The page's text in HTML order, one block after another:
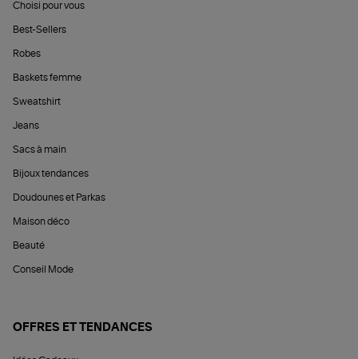
Choisi pour vous
Best-Sellers
Robes
Baskets femme
Sweatshirt
Jeans
Sacs à main
Bijoux tendances
Doudounes et Parkas
Maison déco
Beauté
Conseil Mode
OFFRES ET TENDANCES